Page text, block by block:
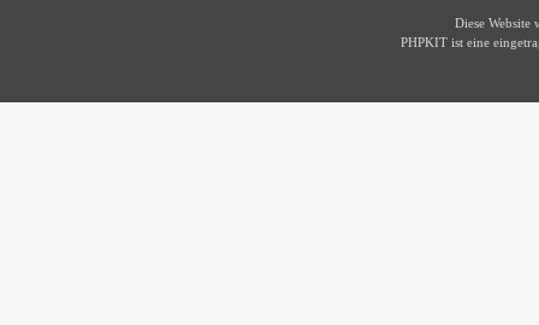
Diese Website
PHPKIT ist eine